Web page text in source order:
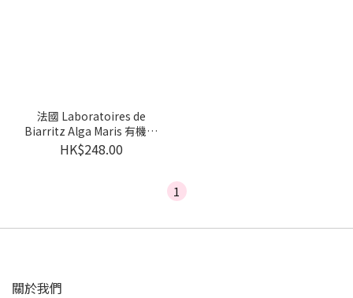
法國 Laboratoires de
Biarritz Alga Maris 有機紅
海藻多效修護防曬面霜
SPF30
HK$248.00
1
關於我們